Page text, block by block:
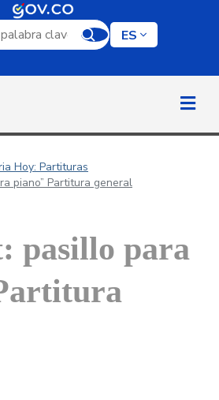
por palabra clave
ES
Hoy: Partituras
piano” Partitura general
pasillo para